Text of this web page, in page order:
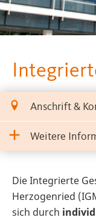
Anschrift &
Weitere
Die Integrierte
Herzogenried
sich durch